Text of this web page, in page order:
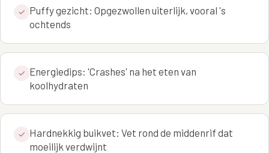
Decolleté
Hyperpigmentatie
Kaalheid en haarverlies
HUID & AANVULLEND
Epionce huidverzorging
Peeling
Plexr Soft Surgery
PRP-behandeling
RRS HA Eyes
✓ Puffy gezicht: Opgezwollen uiterlijk, vooral 's
ochtends
✓ Energiedips: 'Crashes' na het eten van
koolhydraten
✓ Hardnekkig buikvet: Vet rond de middenrif dat
moeilijk verdwijnt